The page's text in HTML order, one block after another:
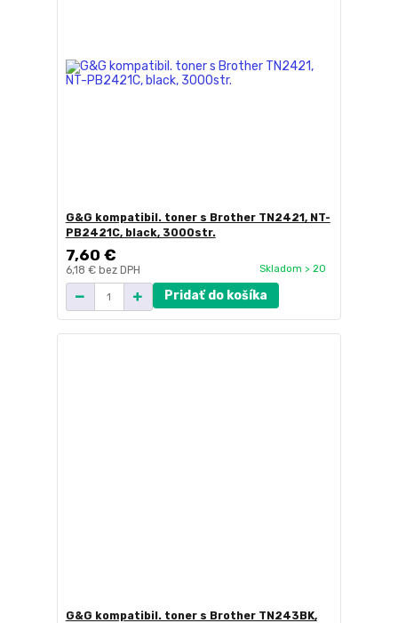
G&G kompatibil. toner s Brother TN2421, NT-
PB2421C, black, 3000str.
7,60 €
6,18 € bez DPH Skladom > 20
Pridať do košíka
G&G kompatibil. toner s Brother TN243BK,